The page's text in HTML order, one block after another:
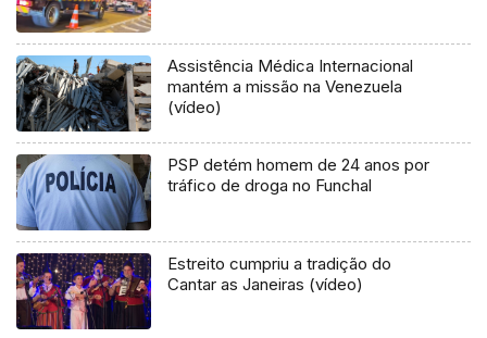
Assistência Médica Internacional
mantém a missão na Venezuela
(vídeo)
PSP detém homem de 24 anos por
tráfico de droga no Funchal
Estreito cumpriu a tradição do
Cantar as Janeiras (vídeo)